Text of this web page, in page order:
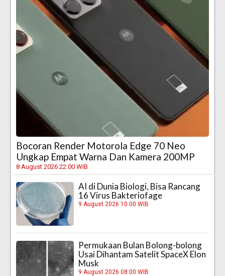
Bocoran Render Motorola Edge 70 Neo
Ungkap Empat Warna Dan Kamera 200MP
8 August 2026 22:00 WIB
AI di Dunia Biologi, Bisa Rancang
16 Virus Bakteriofage
9 August 2026 10:00 WIB
Permukaan Bulan Bolong-bolong
Usai Dihantam Satelit SpaceX Elon
Musk
9 August 2026 08:00 WIB